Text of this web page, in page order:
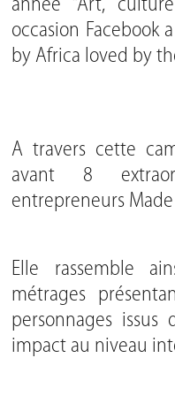
année “Art,
occasion Facebook
by Africa loved by
A travers cette
avant 8
entrepreneurs
Elle rassemble
métrages
personnages
impact au niveau